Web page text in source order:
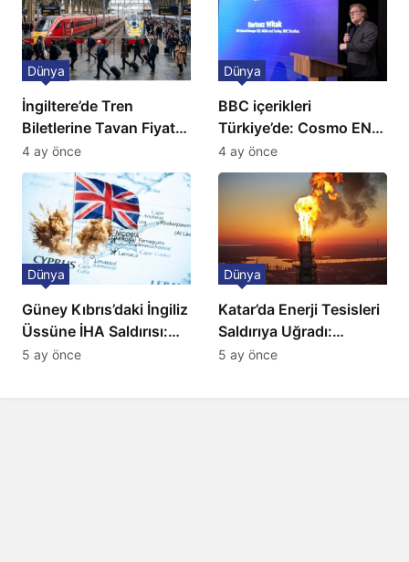
İngiltere’de Tren
Biletlerine Tavan Fiyat:
Ulaşımda Yeni
Düzenleme
Dünya
4 ay önce
BBC içerikleri
Türkiye’de: Cosmo EN
ve BBC Player yayında
Dünya
4 ay önce
Güney Kıbrıs’daki İngiliz
Üssüne İHA Saldırısı:
Patlama, Sirenler ve
Dünya
5 ay önce
Katar’da Enerji Tesisleri
Saldırıya Uğradı:
Avrupa’da Doğalgaz
Dünya
5 ay önce